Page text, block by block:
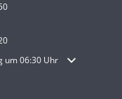
auszublenden
um 06:30 Uhr